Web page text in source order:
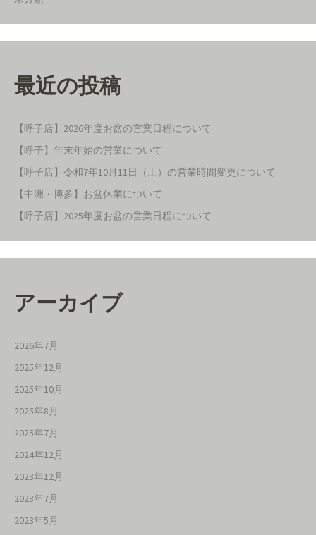
最近の投稿
【呼子店】2026年度お盆の営業日程について
【呼子】年末年始の営業について
【呼子店】令和7年10月11日（土）の営業時間変更について
【中洲・博多】お盆休業について
【呼子店】2025年度お盆の営業日程について
アーカイブ
2026年7月
2025年12月
2025年10月
2025年8月
2025年7月
2024年12月
2023年12月
2023年7月
2023年5月